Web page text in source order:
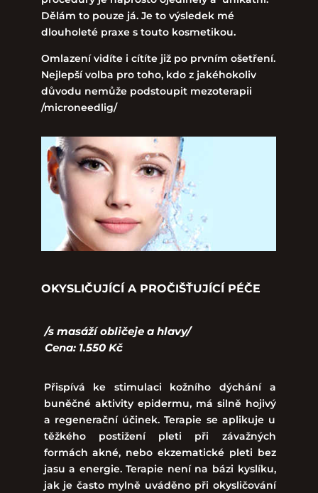
Dělám to pouze já. Je to výsledek mé
dlouholeté praxe s touto kosmetikou.
Omlazení vidíte i cítíte již po prvním ošetření.
Nejlepší volba pro toho, kdo z jakéhokoliv
důvodu nemůže podstoupit mezoterapii
/microneedlig/
OKYSLIČUJÍCÍ A PROČIŠŤUJÍCÍ PÉČE
/s masáží obličeje a hlavy/
Cena: 1.550 Kč
Přispívá ke stimulaci kožního dýchání a
buněčné aktivity epidermu, má silně hojivý
a regenerační účinek. Terapie se aplikuje u
těžkého postižení pleti při závažných
formách akné, nebo ekzematické pleti bez
jasu a energie. Terapie není na bázi kyslíku,
jak je často mylně uváděno při okysličování